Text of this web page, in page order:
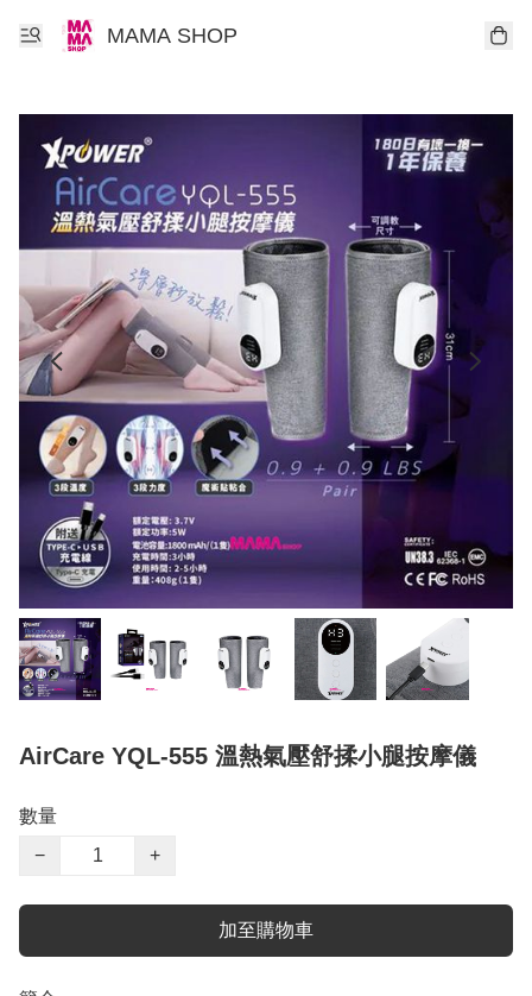
MAMA SHOP
AirCare YQL-555 溫熱氣壓舒揉小腿按摩儀
數量
−
+
加至購物車